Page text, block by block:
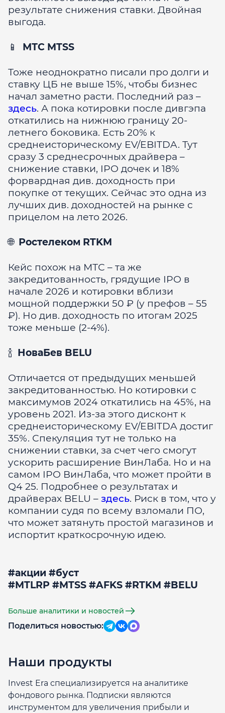
результате снижения ставки. Двойная
выгода.
📱 МТС MTSS
Тоже неоднократно писали про долги и
ставку ЦБ не выше 15%, чтобы бизнес
начал заметно расти. Последний раз –
здесь. А пока котировки после дивгэпа
откатились на нижнюю границу 20-
летнего боковика. Есть 20% к
среднеисторическому EV/EBITDA. Тут
сразу 3 среднесрочных драйвера –
снижение ставки, IPO дочек и 18%
форвардная див. доходность при
покупке от текущих. Сейчас это одна из
лучших див. доходностей на рынке с
прицелом на лето 2026.
🌐 Ростелеком RTKM
Кейс похож на МТС – та же
закредитованность, грядущие IPO в
начале 2026 и котировки вблизи
мощной поддержки 50 ₽ (у префов – 55
₽). Но див. доходность по итогам 2025
тоже меньше (2-4%).
🍾 НоваБев BELU
Отличается от предыдущих меньшей
закредитованностью. Но котировки с
максимумов 2024 откатились на 45%, на
уровень 2021. Из-за этого дисконт к
среднеисторическому EV/EBITDA достиг
35%. Спекуляция тут не только на
снижении ставки, за счет чего смогут
ускорить расширение ВинЛаба. Но и на
самом IPO ВинЛаба, что может пройти в
Q4 25. Подробнее о результатах и
драйверах BELU – здесь. Риск в том, что у
компании судя по всему взломали ПО,
что может затянуть простой магазинов и
испортит краткосрочную идею.
#акции #буст
#MTLRP #MTSS #AFKS #RTKM #BELU
Больше аналитики и новостей
Поделиться новостью:
Наши продукты
Invest Era специализируется на аналитике
фондового рынка. Подписки являются
инструментом для увеличения прибыли и